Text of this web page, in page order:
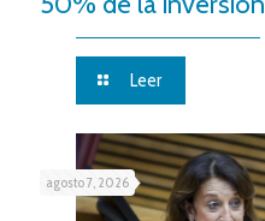
Leer
agosto 7, 2026